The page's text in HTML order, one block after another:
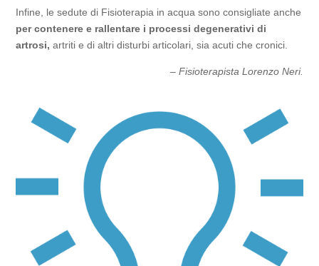
Infine, le sedute di Fisioterapia in acqua sono consigliate anche
per contenere e rallentare i processi degenerativi di
artrosi, artriti e di altri disturbi articolari, sia acuti che cronici.
– Fisioterapista Lorenzo Neri.